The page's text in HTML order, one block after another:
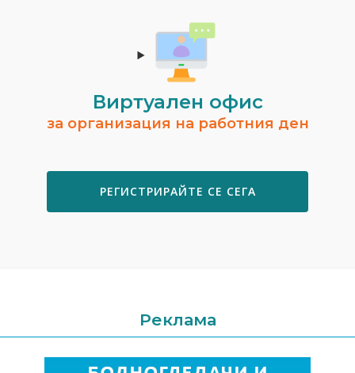
Виртуален офис
за организация на работния ден
РЕГИСТРИРАЙТЕ СЕ СЕГА
Реклама